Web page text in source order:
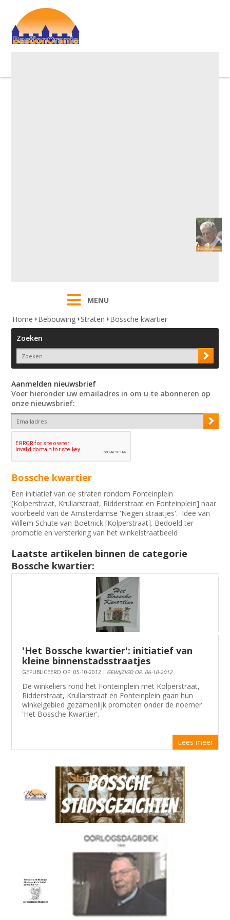
MENU
Home
Bebouwing Straten
Bossche kwartier
Zoeken
Aanmelden nieuwsbrief
Voer hieronder uw emailadres in om u te abonneren op
onze nieuwsbrief:
Bossche kwartier
Een initiatief van de straten rondom Fonteinplein
[Kolperstraat, Krullarstraat, Ridderstraat en Fonteinplein] naar
voorbeeld van de Amsterdamse 'Negen straatjes'. Idee van
Willem Schute van Boetnick [Kolperstraat]. Bedoeld ter
promotie en versterking van het winkelstraatbeeld
Laatste artikelen binnen de categorie
Bossche kwartier:
'Het Bossche kwartier': initiatief van
kleine binnenstadsstraatjes
GEPUBLICEERD OP: 05-10-2012 | GEWIJZIGD OP: 06-10-2012
De winkeliers rond het Fonteinplein met Kolperstraat,
Ridderstraat, Krullarstraat en Fonteinplein gaan hun
winkelgebied gezamenlijk promoten onder de noemer
'Het Bossche Kwartier'.
Lees meer